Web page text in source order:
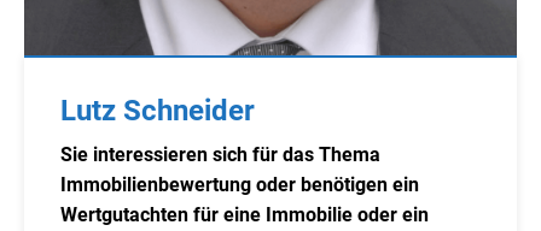
Lutz Schneider
Sie interessieren sich für das Thema
Immobilienbewertung oder benötigen ein
Wertgutachten für eine Immobilie oder ein